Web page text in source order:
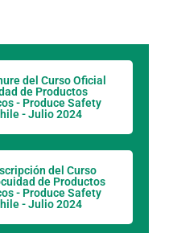
del Curso Oficial
de Productos
- Produce Safety
- Julio 2024
del Curso
de Productos
- Produce Safety
- Julio 2024